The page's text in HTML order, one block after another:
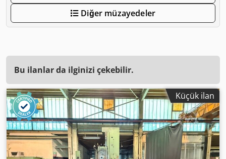
Diğer müzayedeler
Bu ilanlar da ilginizi çekebilir.
Küçük ilan